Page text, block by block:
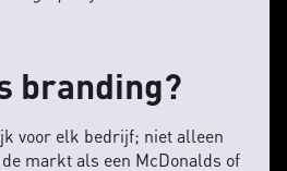
branding?
voor elk bedrijf; niet alleen
markt als een McDonalds of